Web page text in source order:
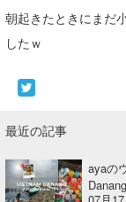
朝起きたときにまだ
したｗ
最近の記事
ayaの